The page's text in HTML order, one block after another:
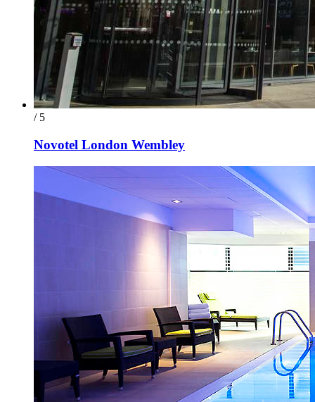
/ 5
Novotel London Wembley